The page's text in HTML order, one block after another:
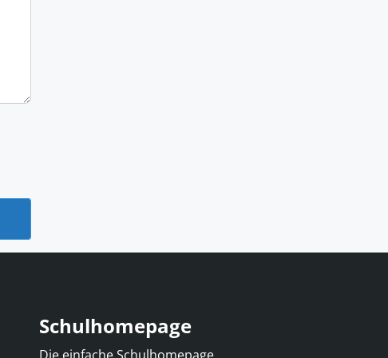
Schulhomepage